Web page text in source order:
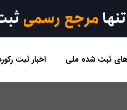
تنهامرجع رسمی
های ثبت شده ملی اخبار ثبت